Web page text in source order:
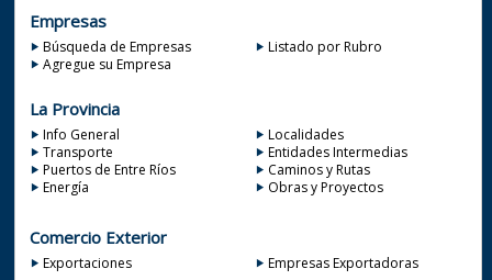
Empresas
Búsqueda de Empresas
Listado por Rubro
Agregue su Empresa
La Provincia
Info General
Localidades
Transporte
Entidades Intermedias
Puertos de Entre Ríos
Caminos y Rutas
Energía
Obras y Proyectos
Comercio Exterior
Exportaciones Empresas Exportadoras